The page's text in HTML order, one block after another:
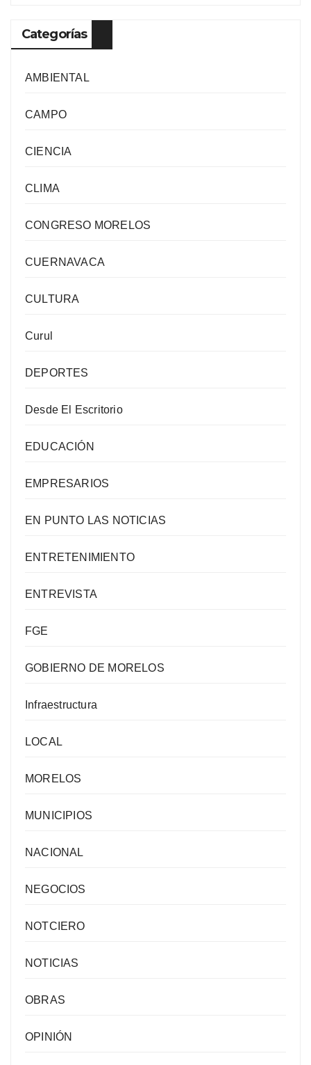
Categorías
AMBIENTAL
CAMPO
CIENCIA
CLIMA
CONGRESO MORELOS
CUERNAVACA
CULTURA
Curul
DEPORTES
Desde El Escritorio
EDUCACIÓN
EMPRESARIOS
EN PUNTO LAS NOTICIAS
ENTRETENIMIENTO
ENTREVISTA
FGE
GOBIERNO DE MORELOS
Infraestructura
LOCAL
MORELOS
MUNICIPIOS
NACIONAL
NEGOCIOS
NOTCIERO
NOTICIAS
OBRAS
OPINIÓN